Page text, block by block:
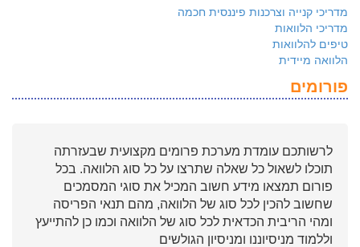
מדריכי קנייה וצרכנות פיננסית חכמה
מדריכי הלוואות
טיפים להלוואות
הלוואה מיידית
פורומים
לרשותכם עומדת מערכת פרומים מקצועית שבעזרתה
תוכלו לשאול כל שאלה שתרצו על כל סוג הלוואה. בכל
פורום תמצאו מידע חשוב המכיל את סוגי המסמכים
שחשוב להכין לכל סוג של הלוואה, מהם תנאי הפריסה
ומהי הריבית הכדאית לכל סוג של הלוואה וכמו כן להתייעץ
וללמוד מניסיוננו ומניסיון הגולשים